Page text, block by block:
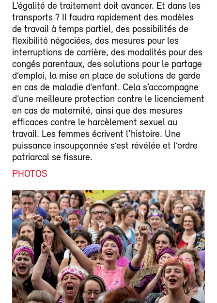
L’égalité de traitement doit avancer. Et dans les
transports ? Il faudra rapidement des modèles
de travail à temps partiel, des possibilités de
flexibilité négociées, des mesures pour les
interruptions de carrière, des modalités pour des
congés parentaux, des solutions pour le partage
d’emploi, la mise en place de solutions de garde
en cas de maladie d’enfant. Cela s’accompagne
d’une meilleure protection contre le licenciement
en cas de maternité, ainsi que des mesures
efficaces contre le harcèlement sexuel au
travail. Les femmes écrivent l’histoire. Une
puissance insoupçonnée s’est révélée et l’ordre
patriarcal se fissure.
PHOTOS